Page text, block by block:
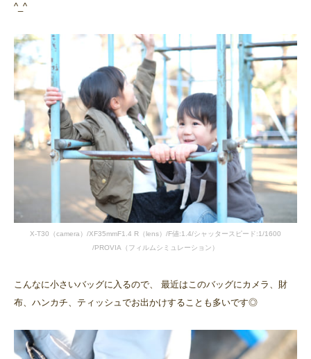
^_^
X-T30（camera）/XF35mmF1.4 R（lens）/F値:1.4/シャッタースピード:1/1600
/PROVIA（フィルムシミュレーション）
こんなに小さいバッグに入るので、 最近はこのバッグにカメラ、財
布、ハンカチ、ティッシュでお出かけすることも多いです◎